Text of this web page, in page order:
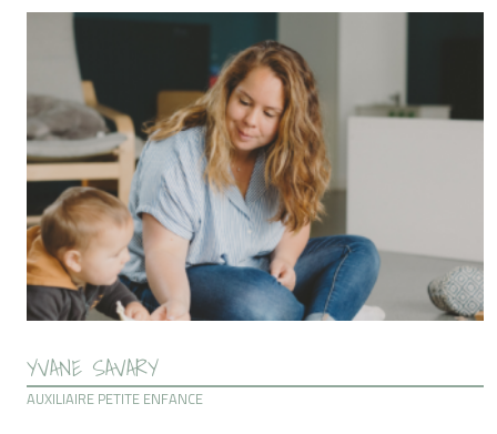
YVANE SAVARY
AUXILIAIRE PETITE ENFANCE